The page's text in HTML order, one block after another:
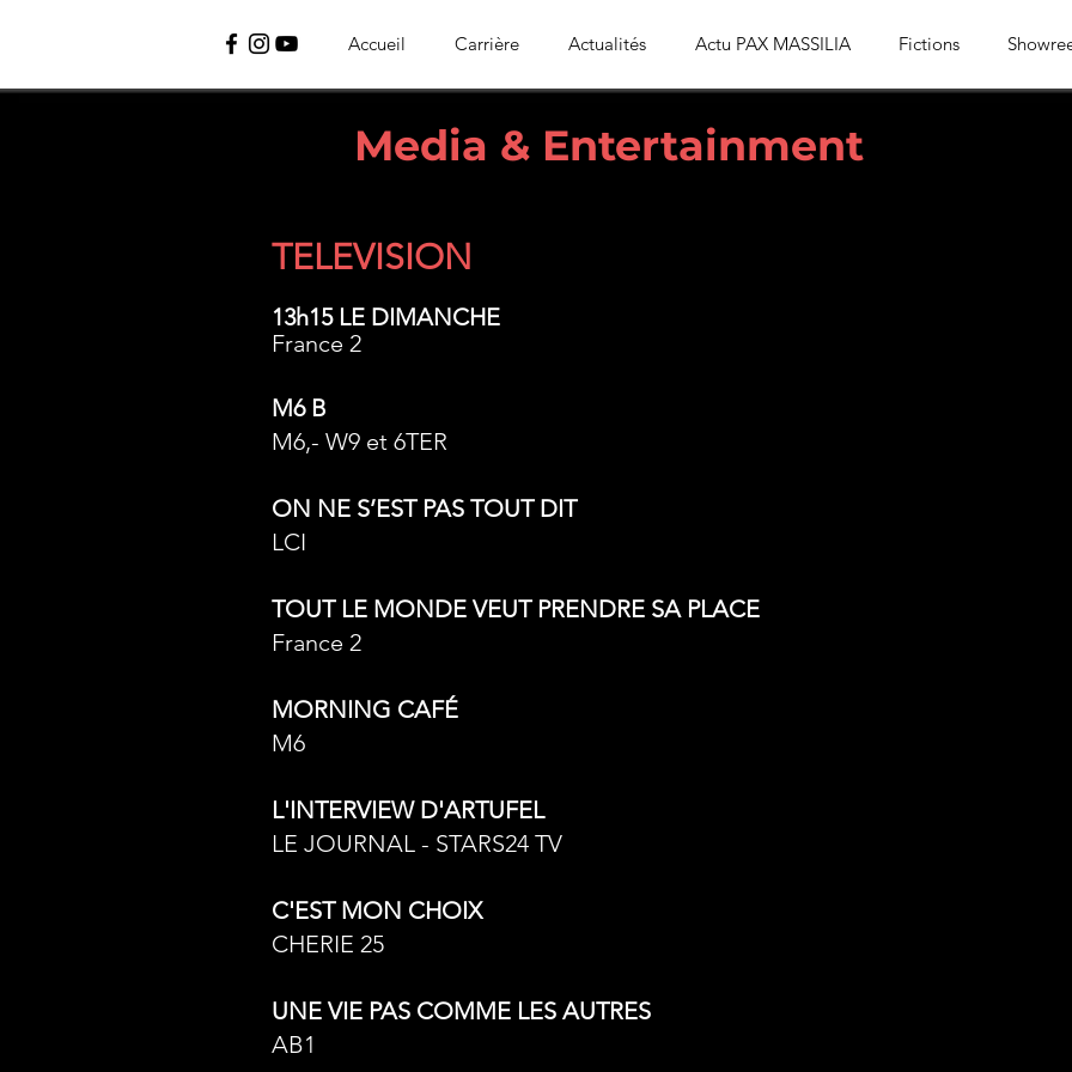
Accueil Carrière Actualités Actu PAX MASSILIA Fictions
Media & Entertainment
TELEVISION
13h15 LE DIMANCHE
France 2
M6 B
M6,- W9 et 6TER
ON NE S’EST PAS TOUT DIT
LCI
TOUT LE MONDE VEUT PRENDRE SA PLACE
France 2
MORNING CAFÉ
M6
L'INTERVIEW D'ARTUFEL
LE JOURNAL - STARS24 TV
C'EST MON CHOIX
CHERIE 25
UNE VIE PAS COMME LES AUTRES
AB1